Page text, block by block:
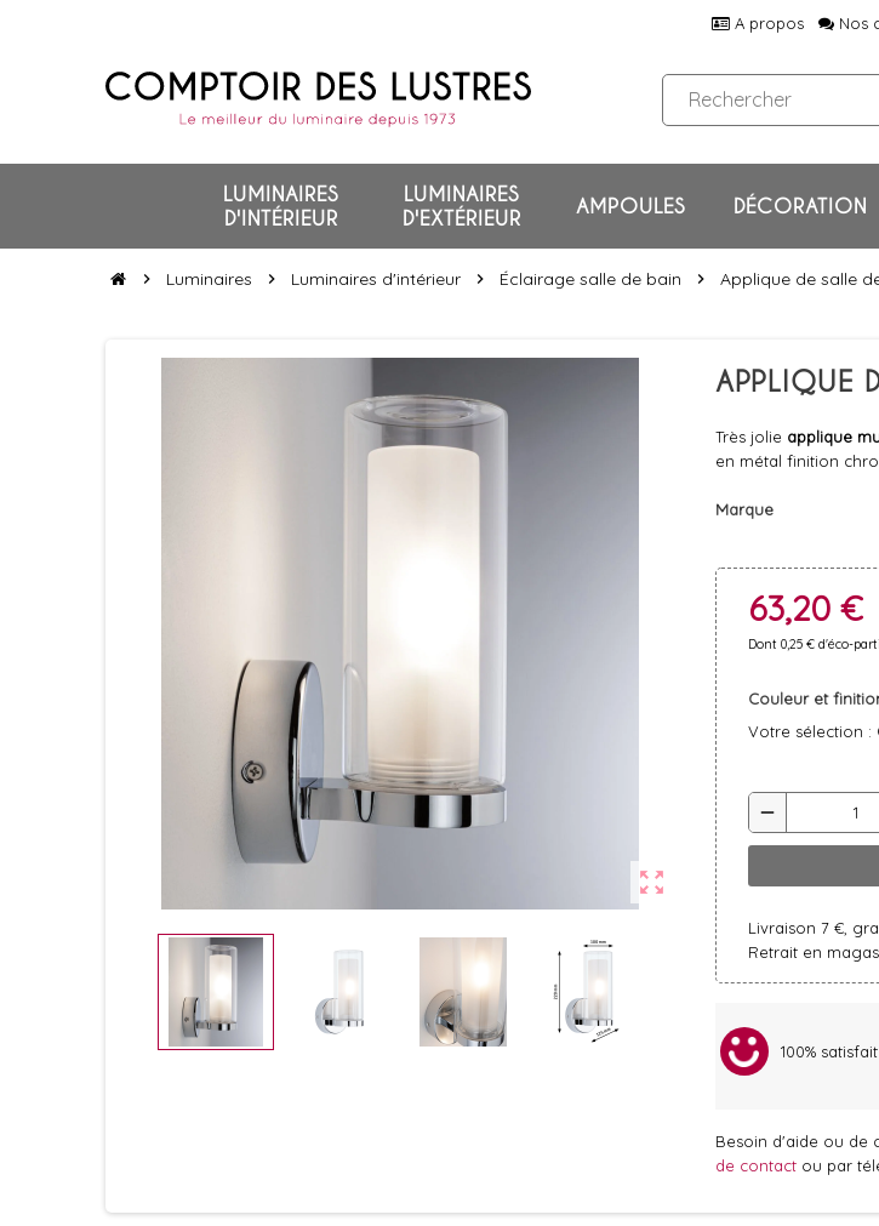
A propos Nos
LUMINAIRES
D'INTÉRIEUR
LUMINAIRES
D'EXTÉRIEUR
AMPOULES DÉCORATION
chevron_right Luminaires chevron_right Luminaires d'intérieur chevron_right Éclairage salle de bain chevron_right Applique de salle
zoom_out_map
APPLIQUE
Très jolie applique
en métal finition
Marque
63,20 €
Dont 0,25 € d'éco-
Couleur et
Votre sélection :
remove
Livraison 7 €,
Retrait en
100% satisfait
Besoin d'aide ou de
de contact ou par